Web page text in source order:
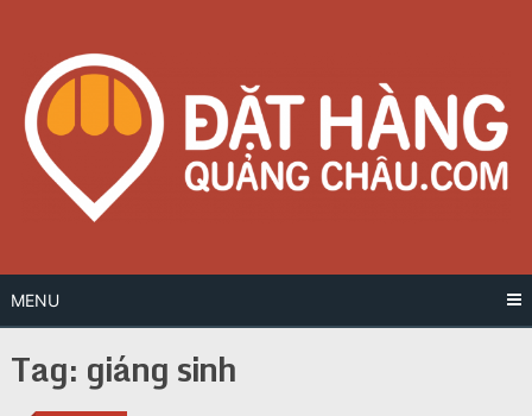
content
MENU
Tag: giáng sinh